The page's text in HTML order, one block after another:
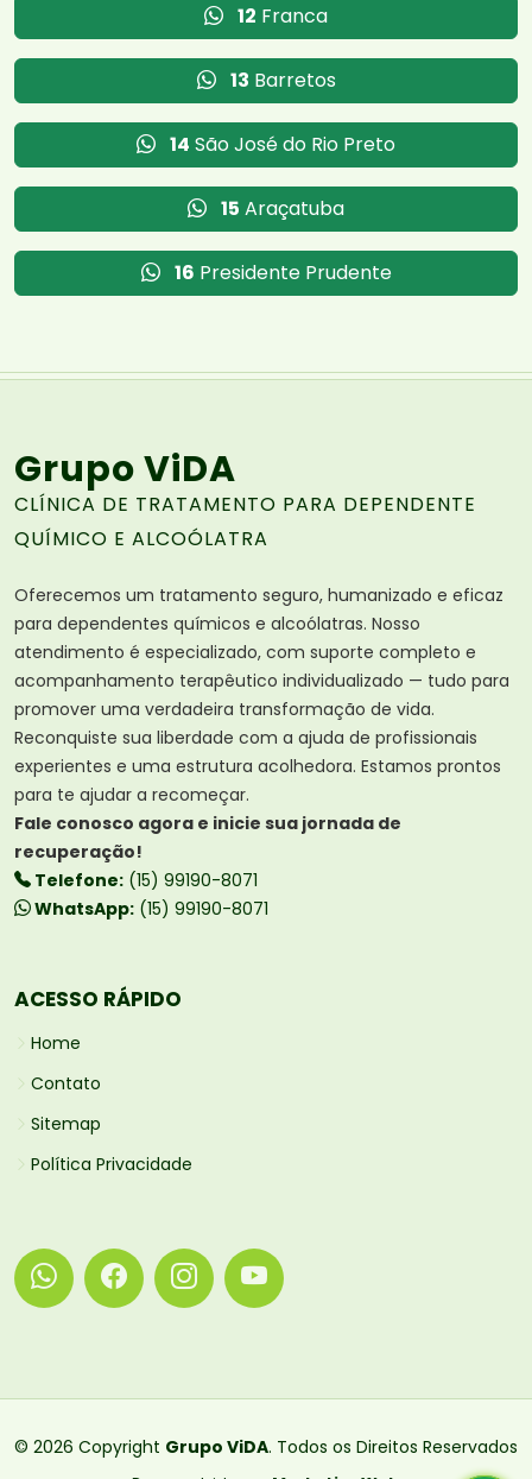
12 Franca
13 Barretos
14 São José do Rio Preto
15 Araçatuba
16 Presidente Prudente
Grupo ViDA
CLÍNICA DE TRATAMENTO PARA DEPENDENTE
QUÍMICO E ALCOÓLATRA
Oferecemos um tratamento seguro, humanizado e eficaz
para dependentes químicos e alcoólatras. Nosso
atendimento é especializado, com suporte completo e
acompanhamento terapêutico individualizado — tudo para
promover uma verdadeira transformação de vida.
Reconquiste sua liberdade com a ajuda de profissionais
experientes e uma estrutura acolhedora. Estamos prontos
para te ajudar a recomeçar.
Fale conosco agora e inicie sua jornada de
recuperação!
Telefone: (15) 99190-8071
WhatsApp: (15) 99190-8071
ACESSO RÁPIDO
Home
Contato
Sitemap
Política Privacidade
© 2026 Copyright Grupo ViDA. Todos os Direitos Reservados